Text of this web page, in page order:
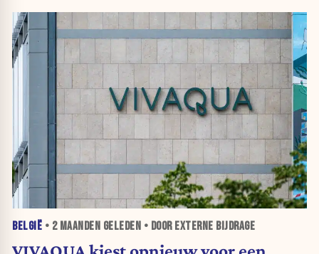
BELGIË • 2 MAANDEN GELEDEN • DOOR EXTERNE BIJDRAGE